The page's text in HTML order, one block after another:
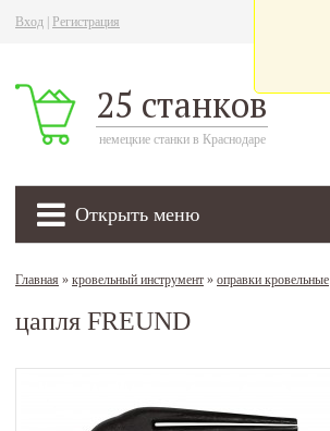
Вход Регистрация
25 станков
немецкие станки в Краснодаре
Открыть меню
Главная » кровельный инструмент » оправки кровельные
цапля FREUND